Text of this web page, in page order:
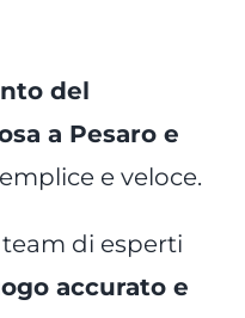
del
a Pesaro e
e veloce.
di esperti
accurato e